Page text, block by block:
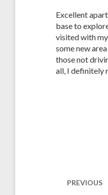
Excellent
base to
visited with
some new
those not
all, I definitely
PREVIOUS